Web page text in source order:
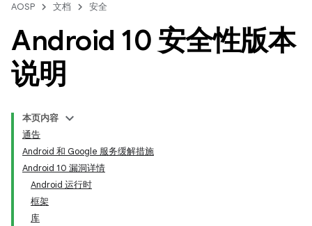
AOSP 文档 安全
Android 10 安全性版本
说明
本页内容
通告
Android 和 Google 服务缓解措施
Android 10 漏洞详情
Android 运行时
框架
库